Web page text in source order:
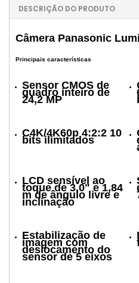
DESCRIÇÃO DO PRODUTO
Câmera Panasonic
Principais características
Sensor CMOS de
quadro inteiro de
24,2 MP
C4K/4K60p 4:2:2 10
bits ilimitados
LCD sensível ao
toque de 3,0" e 1,84
m de ângulo livre e
inclinação
Estabilização de
imagem com
deslocamento do
sensor de 5 eixos